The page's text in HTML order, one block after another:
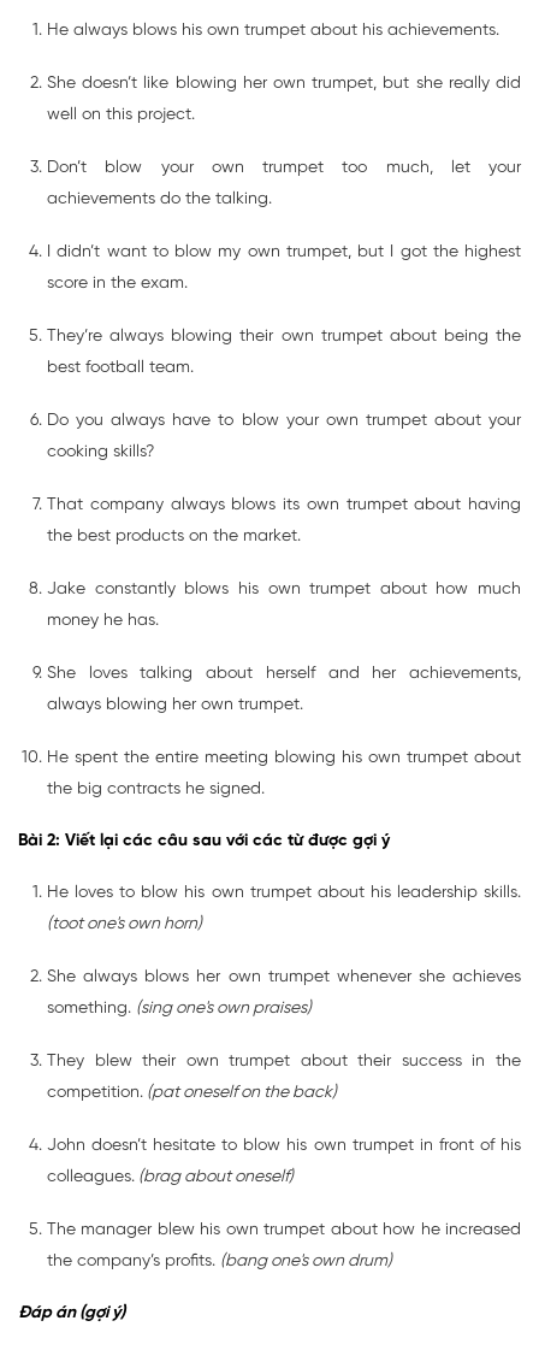
He always blows his own trumpet about his achievements.
She doesn’t like blowing her own trumpet, but she really did
well on this project.
Don’t blow your own trumpet too much, let your
achievements do the talking.
I didn’t want to blow my own trumpet, but I got the highest
score in the exam.
They’re always blowing their own trumpet about being the
best football team.
Do you always have to blow your own trumpet about your
cooking skills?
That company always blows its own trumpet about having
the best products on the market.
Jake constantly blows his own trumpet about how much
money he has.
She loves talking about herself and her achievements,
always blowing her own trumpet.
He spent the entire meeting blowing his own trumpet about
the big contracts he signed.
Bài 2: Viết lại các câu sau với các từ được gợi ý
He loves to blow his own trumpet about his leadership skills.
(toot one's own horn)
She always blows her own trumpet whenever she achieves
something. (sing one's own praises)
They blew their own trumpet about their success in the
competition. (pat oneself on the back)
John doesn’t hesitate to blow his own trumpet in front of his
colleagues. (brag about oneself)
The manager blew his own trumpet about how he increased
the company’s profits. (bang one's own drum)
Đáp án (gợi ý)